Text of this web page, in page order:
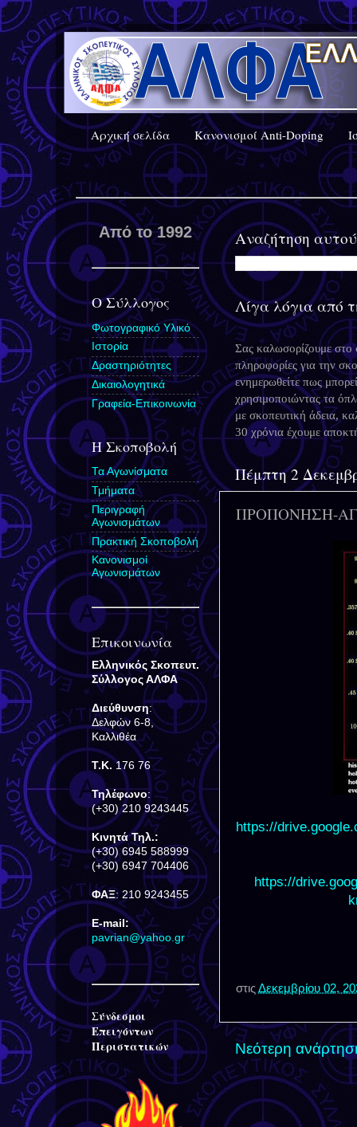
Αρχική σελίδα Κανονισμοί Anti-Doping
Αναζήτηση
Λίγα λόγια από
Σας καλωσορίζουμε στο
πληροφορίες για την
ενημερωθείτε πως
χρησιμοποιώντας τα
με σκοπευτική άδεια,
30 χρόνια έχουμε
Πέμπτη 2
ΠΡΟΠΟΝΗΣΗ-
https://
https://
στιςΔεκεμβρίου 02,
Νεότερη
Από το 1992
Ο Σύλλογος
Φωτογραφικό Υλικό
Ιστορία
Δραστηριότητες
Δικαιολογητικά
Γραφεία-Επικοινωνία
Η Σκοποβολή
Τα Αγωνίσματα
Τμήματα
Περιγραφή
Αγωνισμάτων
Πρακτική Σκοποβολή
Κανονισμοί
Αγωνισμάτων
Επικοινωνία
Ελληνικός Σκοπευτ.
Σύλλογος ΑΛΦΑ
Διεύθυνση:
Δελφών 6-8,
Καλλιθέα
Τ.Κ. 176 76
Τηλέφωνο:
(+30) 210 9243445
Κινητά Τηλ.:
(+30) 6945 588999
(+30) 6947 704406
ΦΑΞ: 210 9243455
E-mail:
pavrian@yahoo.gr
Σύνδεσμοι
Επειγόντων
Περιστατικών